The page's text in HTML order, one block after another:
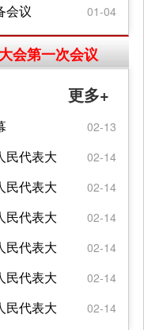
会议 01-04
会第一次会议
更多+
02-13
民代表大
的决议
02-14
民代表大
国民经济
年国民经
02-14
民代表大
地方 财政
预算的决
02-14
民代表大
大会 常
02-14
民代表大
法院 工
02-14
民代表大
02-14